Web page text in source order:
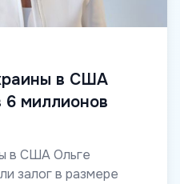
в США
6 миллионов
в США Ольге
залог в размере